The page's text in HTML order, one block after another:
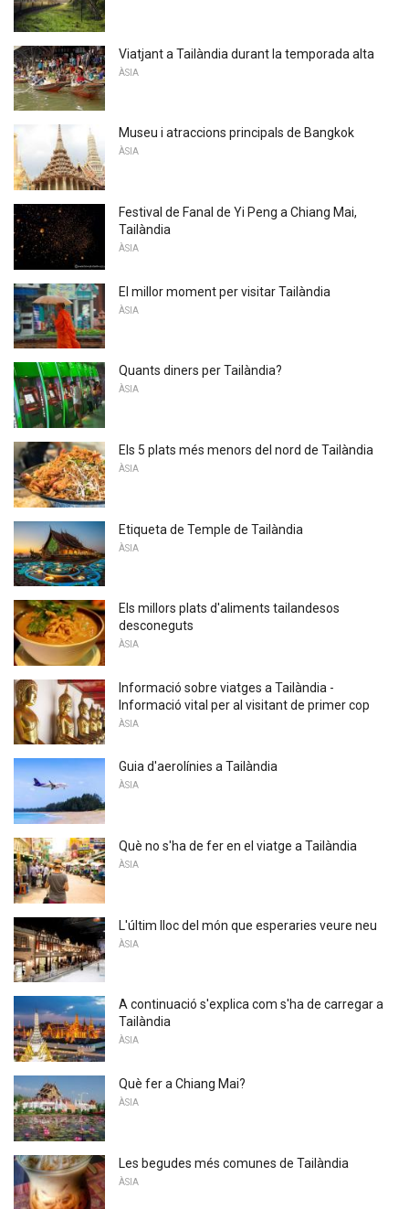
Viatjant a Tailàndia durant la temporada alta
ÀSIA
Museu i atraccions principals de Bangkok
ÀSIA
Festival de Fanal de Yi Peng a Chiang Mai,
Tailàndia
ÀSIA
El millor moment per visitar Tailàndia
ÀSIA
Quants diners per Tailàndia?
ÀSIA
Els 5 plats més menors del nord de Tailàndia
ÀSIA
Etiqueta de Temple de Tailàndia
ÀSIA
Els millors plats d'aliments tailandesos
desconeguts
ÀSIA
Informació sobre viatges a Tailàndia -
Informació vital per al visitant de primer cop
ÀSIA
Guia d'aerolínies a Tailàndia
ÀSIA
Què no s'ha de fer en el viatge a Tailàndia
ÀSIA
L'últim lloc del món que esperaries veure neu
ÀSIA
A continuació s'explica com s'ha de carregar a
Tailàndia
ÀSIA
Què fer a Chiang Mai?
ÀSIA
Les begudes més comunes de Tailàndia
ÀSIA